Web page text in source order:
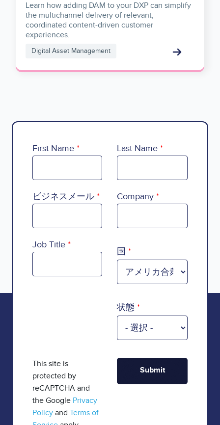
Learn how adding DAM to your DXP can simplify
the multichannel delivery of relevant,
coordinated content-driven customer
experiences.
Digital Asset Management
First Name Last Name
ビジネスメール Company
Job Title
国
状態
This site is
protected by
reCAPTCHA and
the Google Privacy
Policy and Terms of